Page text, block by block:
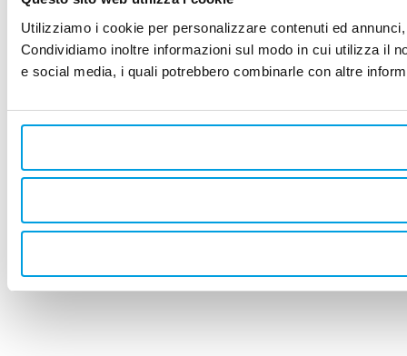
Utilizziamo i cookie per personalizzare contenuti ed
Condividiamo inoltre informazioni sul modo in cui utilizza il
e social media, i quali potrebbero combinarle con altre